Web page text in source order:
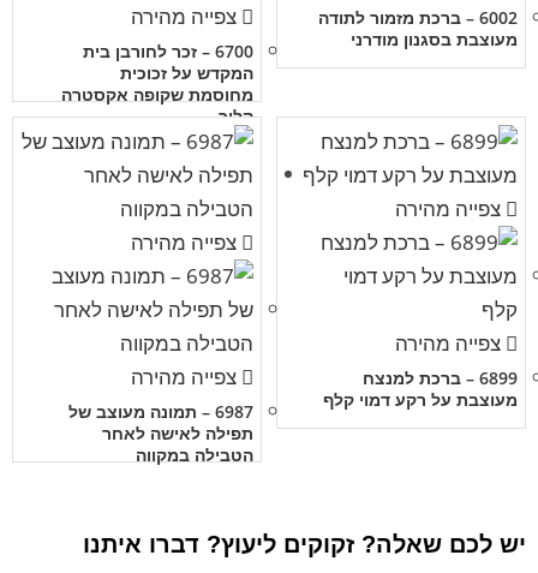
6002 – ברכת מזמור לתודה
מעוצבת בסגנון מודרני
צפייה מהירה
6700 – זכר לחורבן בית
המקדש על זכוכית
מחוסמת שקופה אקסטרה
קליר
צפייה מהירה
צפייה מהירה
6899 – ברכת למנצח
מעוצבת על רקע דמוי קלף
צפייה מהירה
צפייה מהירה
6987 – תמונה מעוצב של
תפילה לאישה לאחר
הטבילה במקווה
יש לכם שאלה? זקוקים ליעוץ? דברו איתנו